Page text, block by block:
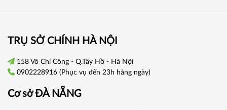
TRỤ SỞ CHÍNH HÀ NỘI
158 Võ Chí Công - Q.Tây Hồ - Hà Nội
0902228916(Phục vụ đến 23h hàng ngày)
Cơ sởĐÀ NẴNG